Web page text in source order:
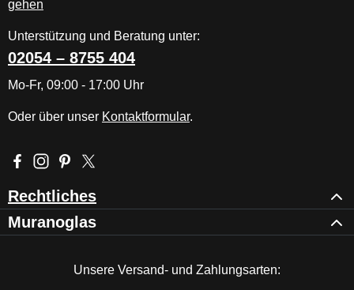
Unterstützung und Beratung unter:
02054 – 8755 404
Mo-Fr, 09:00 - 17:00 Uhr
Oder über unser Kontaktformular.
Besuche uns auf Facebook – öffnet in neuem Tab (externer
Schau auf Instagram vorbei – öffnet in neuem Tab
Lass dich auf Pinterest inspirieren – öffnet in neuem
Folge uns auf X – öffnet in neuem Tab (externer
Rechtliches
Muranoglas
Unsere Versand- und Zahlungsarten: